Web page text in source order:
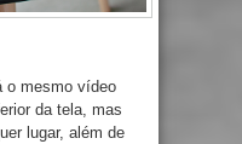
o mesmo vídeo
da tela, mas
lugar, além de